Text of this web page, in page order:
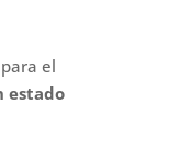
el
estado